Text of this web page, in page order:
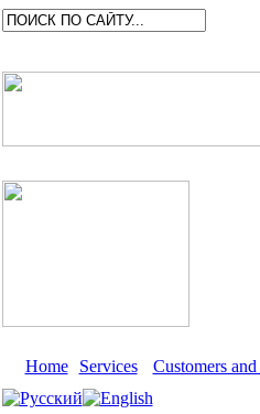
Home Services Customers